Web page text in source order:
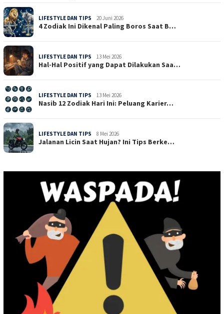
LIFESTYLE DAN TIPS 20 Juni 2026
4 Zodiak Ini Dikenal Paling Boros Saat B…
LIFESTYLE DAN TIPS 13 Mei 2026
Hal-Hal Positif yang Dapat Dilakukan Saa…
LIFESTYLE DAN TIPS 13 Mei 2026
Nasib 12 Zodiak Hari Ini: Peluang Karier…
LIFESTYLE DAN TIPS 8 Mei 2026
Jalanan Licin Saat Hujan? Ini Tips Berke…